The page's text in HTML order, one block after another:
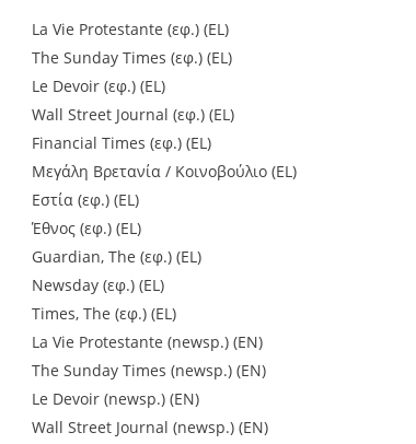
La Vie Protestante (εφ.) (EL)
The Sunday Times (εφ.) (EL)
Le Devoir (εφ.) (EL)
Wall Street Journal (εφ.) (EL)
Financial Times (εφ.) (EL)
Μεγάλη Βρετανία / Κοινοβούλιο (EL)
Εστία (εφ.) (EL)
Έθνος (εφ.) (EL)
Guardian, The (εφ.) (EL)
Newsday (εφ.) (EL)
Times, The (εφ.) (EL)
La Vie Protestante (newsp.) (EN)
The Sunday Times (newsp.) (EN)
Le Devoir (newsp.) (EN)
Wall Street Journal (newsp.) (EN)